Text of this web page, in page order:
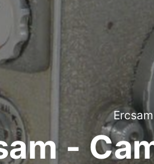
Ercsam
-